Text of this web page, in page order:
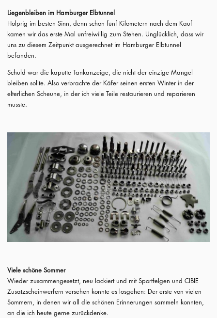
Liegenbleiben im Hamburger Elbtunnel
Holprig im besten Sinn, denn schon fünf Kilometern nach dem Kauf
kamen wir das erste Mal unfreiwillig zum Stehen. Unglücklich, dass wir
uns zu diesem Zeitpunkt ausgerechnet im Hamburger Elbtunnel
befanden.
Schuld war die kaputte Tankanzeige, die nicht der einzige Mangel
bleiben sollte. Also verbrachte der Käfer seinen ersten Winter in der
elterlichen Scheune, in der ich viele Teile restaurieren und reparieren
musste.
Viele schöne Sommer
Wieder zusammengesetzt, neu lackiert und mit Sportfelgen und CIBIE
Zusatzscheinwerfern versehen konnte es losgehen: Der erste von vielen
Sommern, in denen wir all die schönen Erinnerungen sammeln konnten,
an die ich heute gerne zurückdenke.